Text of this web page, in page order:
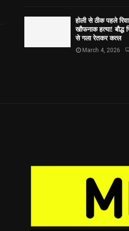
होली से ठीक पहले
खौफनाक हत्या! बौद्ध
से गला रेतकर कत्ल
March 4, 2026